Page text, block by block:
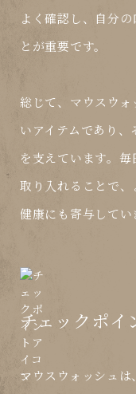
よく確認し、自分
とが重要です。
総じて、マウスウ
いアイテムであり、
を支えています。
取り入れることで
健康にも寄与してい
チェックポイ
マウスウォッシュ